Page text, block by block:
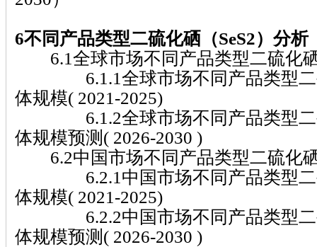
6不同产品类型二硫化硒（SeS2）分析
6.1全球市场不同产品类型二硫化硒
6.1.1全球市场不同产品类型二硫
体规模( 2021-2025)
6.1.2全球市场不同产品类型二硫
体规模预测( 2026-2030 )
6.2中国市场不同产品类型二硫化硒
6.2.1中国市场不同产品类型二硫
体规模( 2021-2025)
6.2.2中国市场不同产品类型二硫
体规模预测( 2026-2030 )